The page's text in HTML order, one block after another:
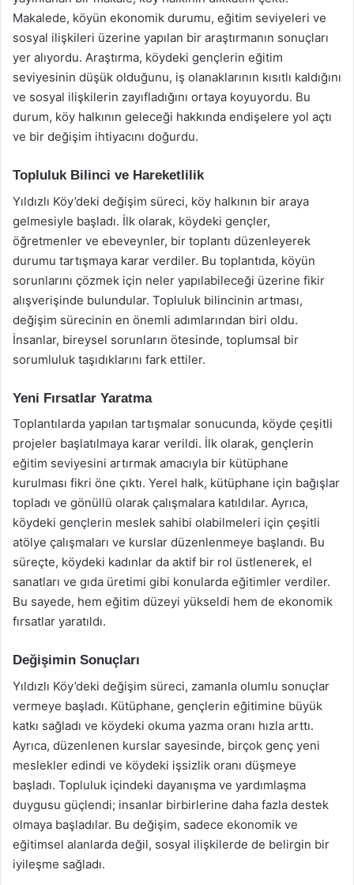
Makalede, köyün ekonomik durumu, eğitim seviyeleri ve
sosyal ilişkileri üzerine yapılan bir araştırmanın sonuçları
yer alıyordu. Araştırma, köydeki gençlerin eğitim
seviyesinin düşük olduğunu, iş olanaklarının kısıtlı kaldığını
ve sosyal ilişkilerin zayıfladığını ortaya koyuyordu. Bu
durum, köy halkının geleceği hakkında endişelere yol açtı
ve bir değişim ihtiyacını doğurdu.
Topluluk Bilinci ve Hareketlilik
Yıldızlı Köy’deki değişim süreci, köy halkının bir araya
gelmesiyle başladı. İlk olarak, köydeki gençler,
öğretmenler ve ebeveynler, bir toplantı düzenleyerek
durumu tartışmaya karar verdiler. Bu toplantıda, köyün
sorunlarını çözmek için neler yapılabileceği üzerine fikir
alışverişinde bulundular. Topluluk bilincinin artması,
değişim sürecinin en önemli adımlarından biri oldu.
İnsanlar, bireysel sorunların ötesinde, toplumsal bir
sorumluluk taşıdıklarını fark ettiler.
Yeni Fırsatlar Yaratma
Toplantılarda yapılan tartışmalar sonucunda, köyde çeşitli
projeler başlatılmaya karar verildi. İlk olarak, gençlerin
eğitim seviyesini artırmak amacıyla bir kütüphane
kurulması fikri öne çıktı. Yerel halk, kütüphane için bağışlar
topladı ve gönüllü olarak çalışmalara katıldılar. Ayrıca,
köydeki gençlerin meslek sahibi olabilmeleri için çeşitli
atölye çalışmaları ve kurslar düzenlenmeye başlandı. Bu
süreçte, köydeki kadınlar da aktif bir rol üstlenerek, el
sanatları ve gıda üretimi gibi konularda eğitimler verdiler.
Bu sayede, hem eğitim düzeyi yükseldi hem de ekonomik
fırsatlar yaratıldı.
Değişimin Sonuçları
Yıldızlı Köy’deki değişim süreci, zamanla olumlu sonuçlar
vermeye başladı. Kütüphane, gençlerin eğitimine büyük
katkı sağladı ve köydeki okuma yazma oranı hızla arttı.
Ayrıca, düzenlenen kurslar sayesinde, birçok genç yeni
meslekler edindi ve köydeki işsizlik oranı düşmeye
başladı. Topluluk içindeki dayanışma ve yardımlaşma
duygusu güçlendi; insanlar birbirlerine daha fazla destek
olmaya başladılar. Bu değişim, sadece ekonomik ve
eğitimsel alanlarda değil, sosyal ilişkilerde de belirgin bir
iyileşme sağladı.